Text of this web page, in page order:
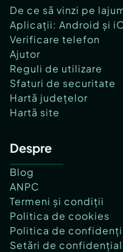
De ce să vinzi pe
Aplicații: Android și
Verificare telefon
Ajutor
Reguli de utilizare
Sfaturi de securitate
Hartă județelor
Hartă site
Despre
Blog
ANPC
Termeni și condiții
Politica de cookies
Politica de
Setări de